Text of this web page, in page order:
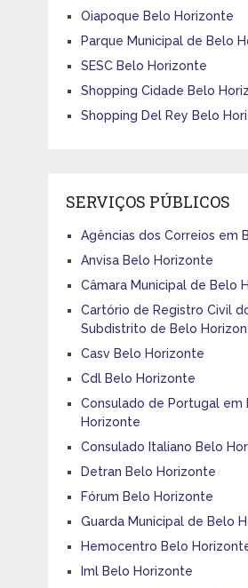
Oiapoque Belo Horizonte
Parque Municipal de Belo
SESC Belo Horizonte
Shopping Cidade Belo
Shopping Del Rey Belo
SERVIÇOS PÚBLICOS
Agências dos Correios em
Anvisa Belo Horizonte
Câmara Municipal de Belo
Cartório de Registro Civil
Subdistrito de Belo
Casv Belo Horizonte
Cdl Belo Horizonte
Consulado de Portugal em
Horizonte
Consulado Italiano Belo
Detran Belo Horizonte
Fórum Belo Horizonte
Guarda Municipal de Belo
Hemocentro Belo
Iml Belo Horizonte